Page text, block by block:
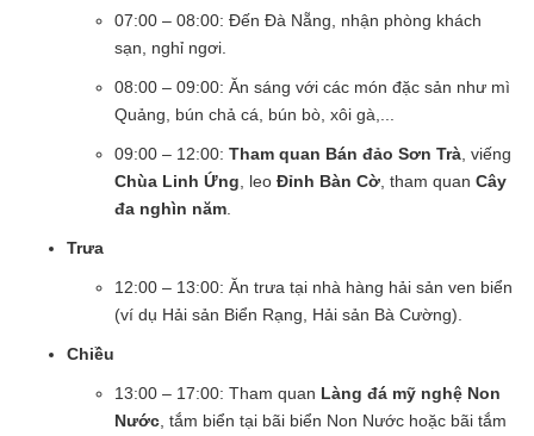
07:00 – 08:00: Đến Đà Nẵng, nhận phòng khách
sạn, nghỉ ngơi.
08:00 – 09:00: Ăn sáng với các món đặc sản như mì
Quảng, bún chả cá, bún bò, xôi gà,...
09:00 – 12:00:Tham quan Bán đảo Sơn Trà , viếng
Chùa Linh Ứng , leoĐỉnh Bàn Cờ , tham quanCây
đa nghìn năm
Trưa
12:00 – 13:00: Ăn trưa tại nhà hàng hải sản ven biển
(ví dụ Hải sản Biển Rạng, Hải sản Bà Cường).
Chiều
13:00 – 17:00: Tham quan Làng đá mỹ nghệ Non
Nước , tắm biển tại bãi biển Non Nước hoặc bãi tắm